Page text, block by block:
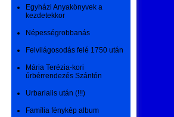
Egyházi Anyakönyvek a
kezdetekkor
Népességrobbanás
Felvilágosodás felé 1750 után
Mária Terézia-kori
úrbérrendezés Szántón
Urbarialis után (!!!)
Família fénykép album